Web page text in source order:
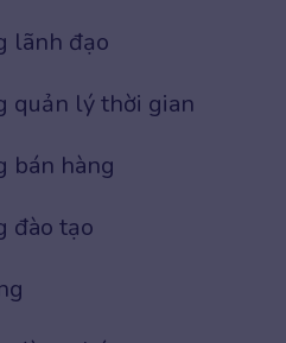
lãnh đạo
quản lý thời gian
bán hàng
đào tạo